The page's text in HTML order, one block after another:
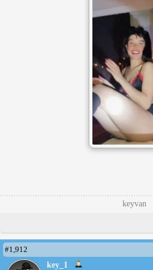
keyvan
#1,912
key_1